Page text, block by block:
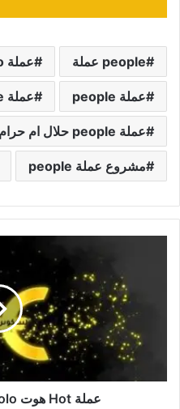
people عملة عملة constitutiondao
عملة people عملة people حلال
عملة people حلال ام حرام
مشروع عملة people
ومستقبلها
عملة Hot هوت Holo حكمها ومستقبلها